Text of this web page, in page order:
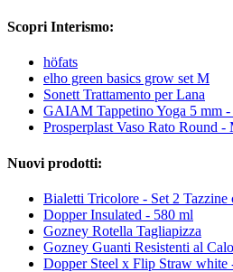
Scopri Interismo:
höfats
elho green basics grow set M
Sonett Trattamento per Lana
GAIAM Tappetino Yoga 5 mm
Prosperplast Vaso Rato Round -
Nuovi prodotti:
Bialetti Tricolore - Set 2 Tazzine
Dopper Insulated - 580 ml
Gozney Rotella Tagliapizza
Gozney Guanti Resistenti al
Dopper Steel x Flip Straw white